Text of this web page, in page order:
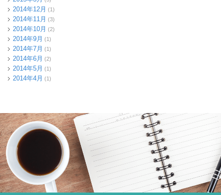
2014年12月 (1)
2014年11月 (3)
2014年10月 (2)
2014年9月 (1)
2014年7月 (1)
2014年6月 (2)
2014年5月 (1)
2014年4月 (1)